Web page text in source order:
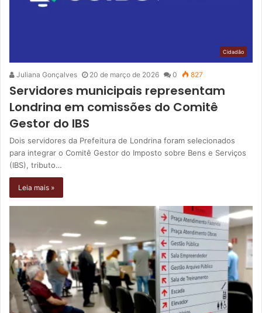
Cidadão
Juliana Gonçalves 20 de março de 2026 0 827
Servidores municipais representam
Londrina em comissões do Comitê
Gestor do IBS
Dois servidores da Prefeitura de Londrina foram selecionados
para integrar o Comitê Gestor do Imposto sobre Bens e Serviços
(IBS), tributo…
Leia mais »